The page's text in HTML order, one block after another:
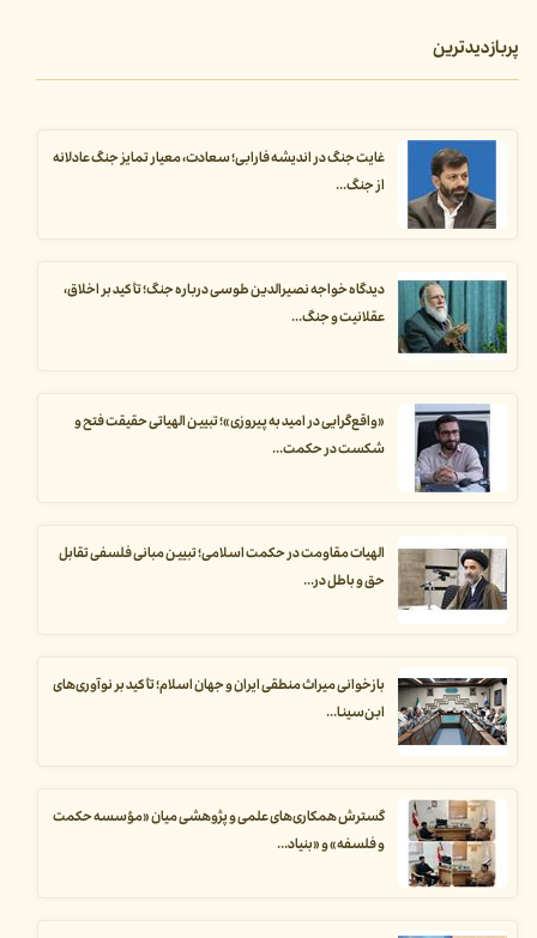
پربازدیدترین
غایت جنگ در اندیشه فارابی؛ سعادت، معیار تمایز جنگ عادلانه
از جنگ...
دیدگاه خواجه نصیرالدین طوسی درباره جنگ؛ تأکید بر اخلاق،
عقلانیت و جنگ...
«واقع‌گرایی در امید به پیروزی»؛ تبیین الهیاتی حقیقت فتح و
شکست در حکمت...
الهیات مقاومت در حکمت اسلامی؛ تبیین مبانی فلسفی تقابل
حق و باطل در...
بازخوانی میراث منطقی ایران و جهان اسلام؛ تأکید بر نوآوری‌های
ابن‌سینا...
گسترش همکاری‌های علمی و پژوهشی میان «مؤسسه حکمت
و فلسفه» و «بنیاد...